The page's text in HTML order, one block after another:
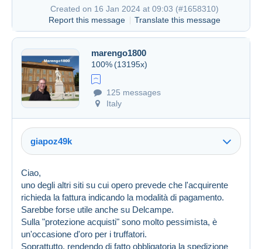
Created on 16 Jan 2024 at 07:58
Created on 16 Jan 2024 at 09:03 (#1658310)
Report this message
Translate this message
marengo1800
100% (13195x)
125 messages
Italy
giapoz49k
Ciao,
uno degli altri siti su cui opero prevede che l'acquirente
richieda la fattura indicando la modalità di pagamento.
Sarebbe forse utile anche su Delcampe.
Sulla "protezione acquisti" sono molto pessimista, è
un'occasione d'oro per i truffatori.
Soprattutto, rendendo di fatto obbligatoria la spedizione